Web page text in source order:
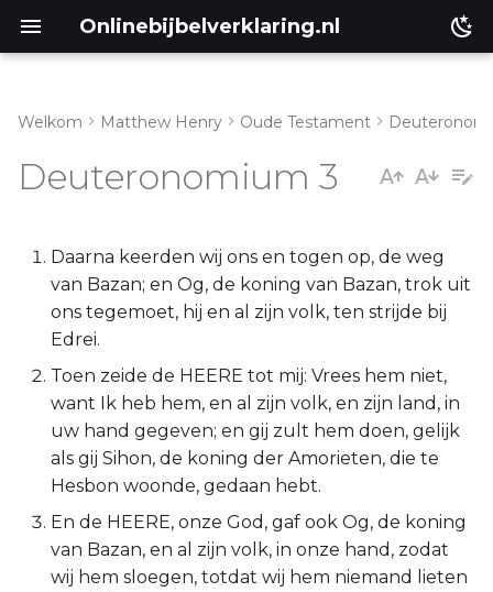
Onlinebijbelverklaring.nl
Deuteronomium 3:12-20
Deuteronomium 3:21-29
Lukas
Johannes
Handelingen
Romeinen
1 Korinthe
2 Korinthe
Galaten
Welkom Matthew Henry Oude Testament
Deuteronomium 3
Daarna keerden wij ons en togen op, de weg
van Bazan; en Og, de koning van Bazan, trok uit
ons tegemoet, hij en al zijn volk, ten strijde bij
Edrei.
Toen zeide de HEERE tot mij: Vrees hem niet,
want Ik heb hem, en al zijn volk, en zijn land, in
uw hand gegeven; en gij zult hem doen, gelijk
als gij Sihon, de koning der Amorieten, die te
Hesbon woonde, gedaan hebt.
En de HEERE, onze God, gaf ook Og, de koning
van Bazan, en al zijn volk, in onze hand, zodat
wij hem sloegen, totdat wij hem niemand lieten